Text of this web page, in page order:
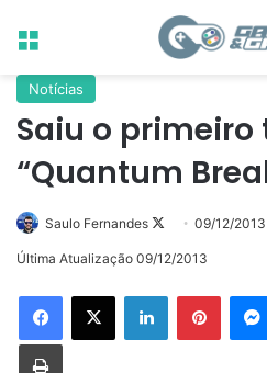
Menu
Notícias
Saiu o primeiro
“Quantum
Saulo Fernandes
Follow09/12/2013
Última Atualização 09/12/2013
Linkedin
Imprimir